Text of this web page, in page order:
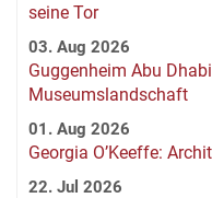
seine Tor
03. Aug 2026
Guggenheim Abu
Museumslandschaft
01. Aug 2026
Georgia O’Keeffe:
22. Jul 2026